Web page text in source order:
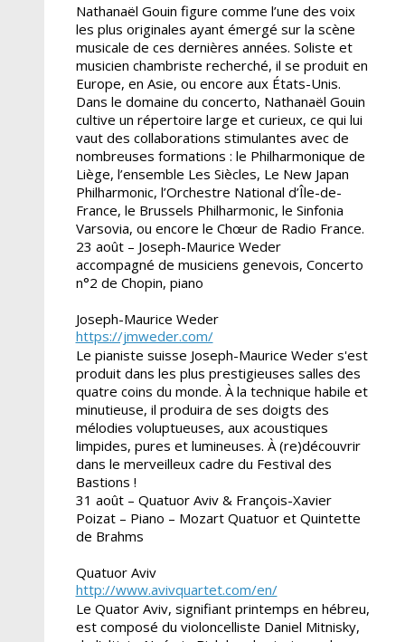
Nathanaël Gouin figure comme l’une des voix
les plus originales ayant émergé sur la scène
musicale de ces dernières années. Soliste et
musicien chambriste recherché, il se produit en
Europe, en Asie, ou encore aux États-Unis.
Dans le domaine du concerto, Nathanaël Gouin
cultive un répertoire large et curieux, ce qui lui
vaut des collaborations stimulantes avec de
nombreuses formations : le Philharmonique de
Liège, l’en­semble Les Siècles, Le New Japan
Philharmonic, l’Orchestre National d’Île-de-
France, le Brussels Philharmonic, le Sinfonia
Varsovia, ou encore le Chœur de Radio France.
23 août – Joseph-Maurice Weder
accompagné de musiciens genevois, Concerto
n°2 de Chopin, piano
Joseph-Maurice Weder
https://jmweder.com/
Le pianiste suisse Joseph-Maurice Weder s'est
produit dans les plus prestigieuses salles des
quatre coins du monde. À la technique habile et
minutieuse, il produira de ses doigts des
mélodies voluptueuses, aux acoustiques
limpides, pures et lumineuses. À (re)découvrir
dans le merveilleux cadre du Festival des
Bastions !
31 août – Quatuor Aviv & François-Xavier
Poizat – Piano – Mozart Quatuor et Quintette
de Brahms
Quatuor Aviv
http://www.avivquartet.com/en/
Le Quator Aviv, signifiant printemps en hébreu,
est composé du violoncelliste Daniel Mitnisky,